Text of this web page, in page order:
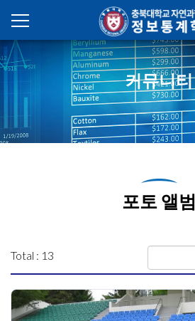
커뮤니티
포토 앨범
Total : 13